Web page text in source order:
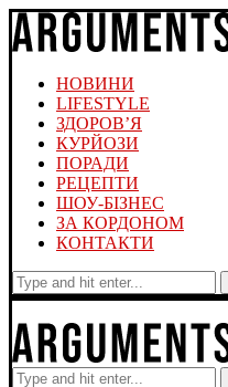
НОВИНИ
LIFESTYLE
ЗДОРОВ’Я
КУРЙОЗИ
ПОРАДИ
РЕЦЕПТИ
ШОУ-БІЗНЕС
ЗА КОРДОНОМ
КОНТАКТИ